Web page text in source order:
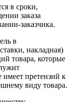
в сроки,
заказа
заказчика.
в
накладная)
товара, которые
имеет претензий к
виду товара.